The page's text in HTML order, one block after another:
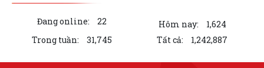
BỆNH BINH VÀ NGƯỜI CÓ CÔNG VỚI CÁCH MẠNG
Về việc công khai danh mục thủ tục hành chính bị bãi bỏ thuộc phạm vi